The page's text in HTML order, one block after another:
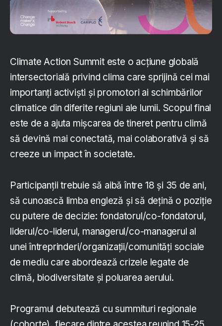
Climate Action Summit este o acțiune globală
intersectorială privind clima care sprijină cei mai
importanți activiști și promotori ai schimbărilor
climatice din diferite regiuni ale lumii. Scopul final
este de a ajuta mișcarea de tineret pentru climă
să devină mai conectată, mai colaborativă și să
creeze un impact în societate.
Participanții trebuie să aibă între 18 și 35 de ani,
să cunoască limba engleză și să dețină o poziție
cu putere de decizie: fondatorul/co-fondatorul,
liderul/co-liderul, managerul/co-managerul al
unei întreprinderi/organizații/comunități sociale
de mediu care abordează crizele legate de
climă, biodiversitate și poluarea aerului.
Programul debutează cu summituri regionale